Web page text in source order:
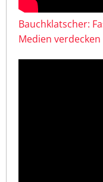
Bauchklatscher:
Medien